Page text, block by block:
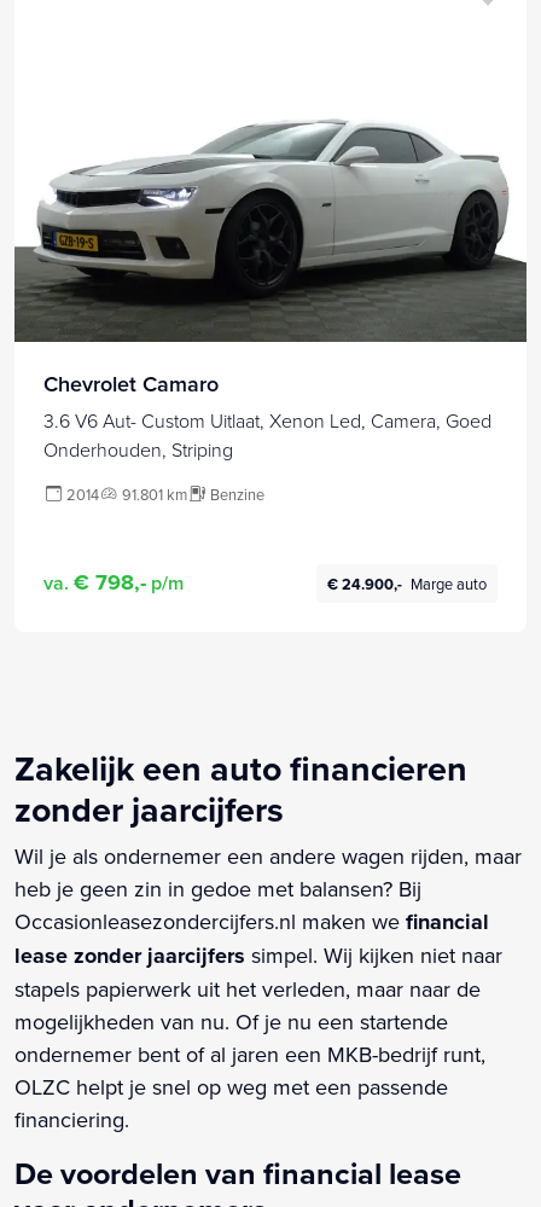
Chevrolet Camaro
3.6 V6 Aut- Custom Uitlaat, Xenon Led, Camera, Goed
Onderhouden, Striping
2014 91.801 km Benzine
va. € 798,- p/m € 24.900,- Marge auto
Zakelijk een auto financieren
zonder jaarcijfers
Wil je als ondernemer een andere wagen rijden, maar
heb je geen zin in gedoe met balansen? Bij
Occasionleasezondercijfers.nl maken we financial
lease zonder jaarcijfers simpel. Wij kijken niet naar
stapels papierwerk uit het verleden, maar naar de
mogelijkheden van nu. Of je nu een startende
ondernemer bent of al jaren een MKB-bedrijf runt,
OLZC helpt je snel op weg met een passende
financiering.
De voordelen van financial lease